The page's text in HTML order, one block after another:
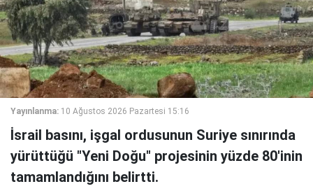
Yayınlanma: 10 Ağustos 2026 Pazartesi 15:16
İsrail basını, işgal ordusunun Suriye sınırında
yürüttüğü "Yeni Doğu" projesinin yüzde 80'inin
tamamlandığını belirtti.